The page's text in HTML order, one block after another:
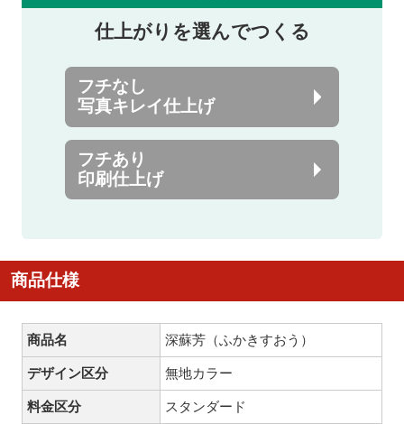
仕上がりを選んでつくる
フチなし
写真キレイ仕上げ
フチあり
印刷仕上げ
商品仕様
商品名 深蘇芳（ふかきすおう）
デザイン区分 無地カラー
料金区分 スタンダード